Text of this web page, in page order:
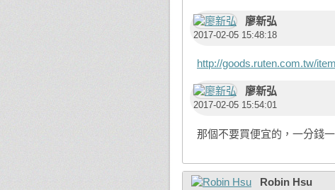
廖新弘
2017-02-05 15:48:18
http://goods.ruten.com.tw/
廖新弘
2017-02-05 15:54:01
那個不要買便宜的，一分錢
Robin Hsu